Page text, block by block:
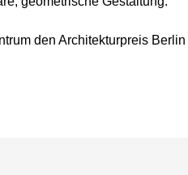
den Architekturpreis Berlin